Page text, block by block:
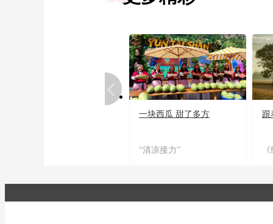
一块西瓜 甜了多方
“清凉接力”
跟